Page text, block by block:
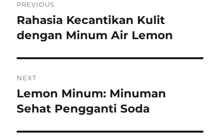
navigation
PREVIOUS
Previous
post:
Rahasia Kecantikan Kulit
dengan Minum Air Lemon
NEXT
Next
post:
Lemon Minum: Minuman
Sehat Pengganti Soda